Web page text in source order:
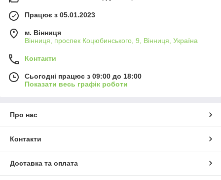
Працює з 05.01.2023
м. Вінниця
Вінниця, проспек Коцюбинського, 9, Вінниця, Україна
Контакти
Сьогодні працює з 09:00 до 18:00
Показати весь графік роботи
Про нас
Контакти
Доставка та оплата